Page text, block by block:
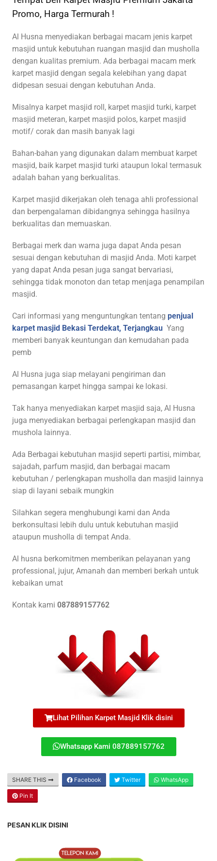
Promo, Harga Termurah !
Al Husna menyediakan berbagai macam jenis karpet
masjid untuk kebutuhan ruangan masjid dan musholla
dengan kualitas premium. Ada berbagai macam merk
karpet masjid dengan segala kelebihan yang dapat
didpesan sesuai dengan kebutuhan Anda.
Misalnya karpet masjid roll, karpet masjid turki, karpet
masjid meteran, karpet masjid polos, karpet masjid
motif/ corak dan masih banyak lagi
Bahan-bahan yang digunakan dalam membuat karpet
masjid, baik karpet masjid turki ataupun lokal termasuk
adalah bahan yang berkualitas.
Karpet masjid dikerjakan oleh tenaga ahli professional
dan berpengalaman dibidangnya sehingga hasilnya
berkualitas dan memuaskan.
Berbagai merk dan warna juga dapat Anda pesan
sesuai dengan kebutuhan di masjid Anda. Moti karpet
yang dapat Anda pesan juga sangat bervariasi,
sehingga tidak monoton dan tetap menjaga penampilan
masjid.
Cari informasi yang menguntungkan tentang penjual
karpet masjid Bekasi Terdekat, Terjangkau Yang
memberi banyak keuntungan dan kemudahan pada
pemb
Al Husna juga siap melayani pengiriman dan
pemasangan karpet hingga sampai ke lokasi.
Tak hanya menyediakan karpet masjid saja, Al Husna
juga menyediakan berbagai perlengkapan masjid dan
mushola lainnya.
Ada Berbagai kebutuhan masjid seperti partisi, mimbar,
sajadah, parfum masjid, dan berbagai macam
kebutuhan / perlengkapan musholla dan masjid lainnya
siap di layani sebaik mungkin
Silahkan segera menghubungi kami dan Anda
berkonsultasi lebih dulu untuk kebutuhan masjid
ataupun musholla di tempat Anda.
Al husna berkomitmen memberikan pelayanan yang
professional, jujur, Amanah dan memberi berkah untuk
kebaikan umat
Kontak kami 087889157762
Lihat Pilihan Karpet Masjid Klik disini
Whatsapp Kami 087889157762
SHARE THIS Facebook Twitter WhatsApp
Pin It
PESAN KLIK DISINI